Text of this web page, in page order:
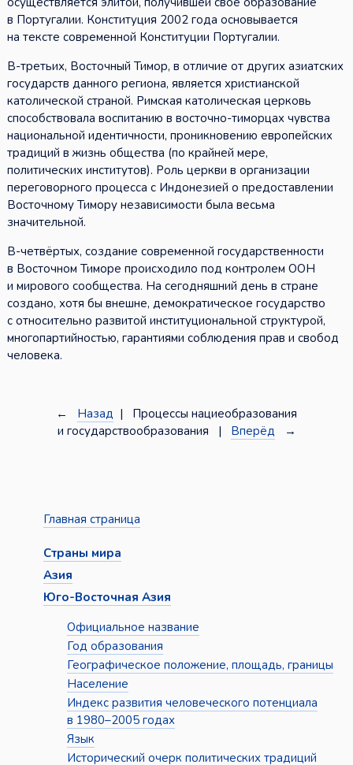
в Португалии. Конституция 2002 года основывается
на тексте современной Конституции Португалии.
В-третьих, Восточный Тимор, в отличие от других азиатских
государств данного региона, является христианской
католической страной. Римская католическая церковь
способствовала воспитанию в восточно-тиморцах чувства
национальной идентичности, проникновению европейских
традиций в жизнь общества (по крайней мере,
политических институтов). Роль церкви в организации
переговорного процесса с Индонезией о предоставлении
Восточному Тимору независимости была весьма
значительной.
В-четвёртых, создание современной государственности
в Восточном Тиморе происходило под контролем ООН
и мирового сообщества. На сегодняшний день в стране
создано, хотя бы внешне, демократическое государство
с относительно развитой институциональной структурой,
многопартийностью, гарантиями соблюдения прав и свобод
человека.
← Назад | Процессы нациеобразования
и государствообразования | Вперёд →
Главная страница
Страны мира
Азия
Юго-Восточная Азия
Официальное название
Год образования
Географическое положение, площадь, границы
Население
Индекс развития человеческого потенциала
в 1980–2005 годах
Язык
Исторический очерк политических традиций